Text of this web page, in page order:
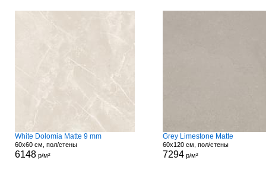
White Dolomia Matte 9 mm
60x60 см, пол/стены
6148 р/м²
Grey Limestone Matte
60x120 см, пол/стены
7294 р/м²